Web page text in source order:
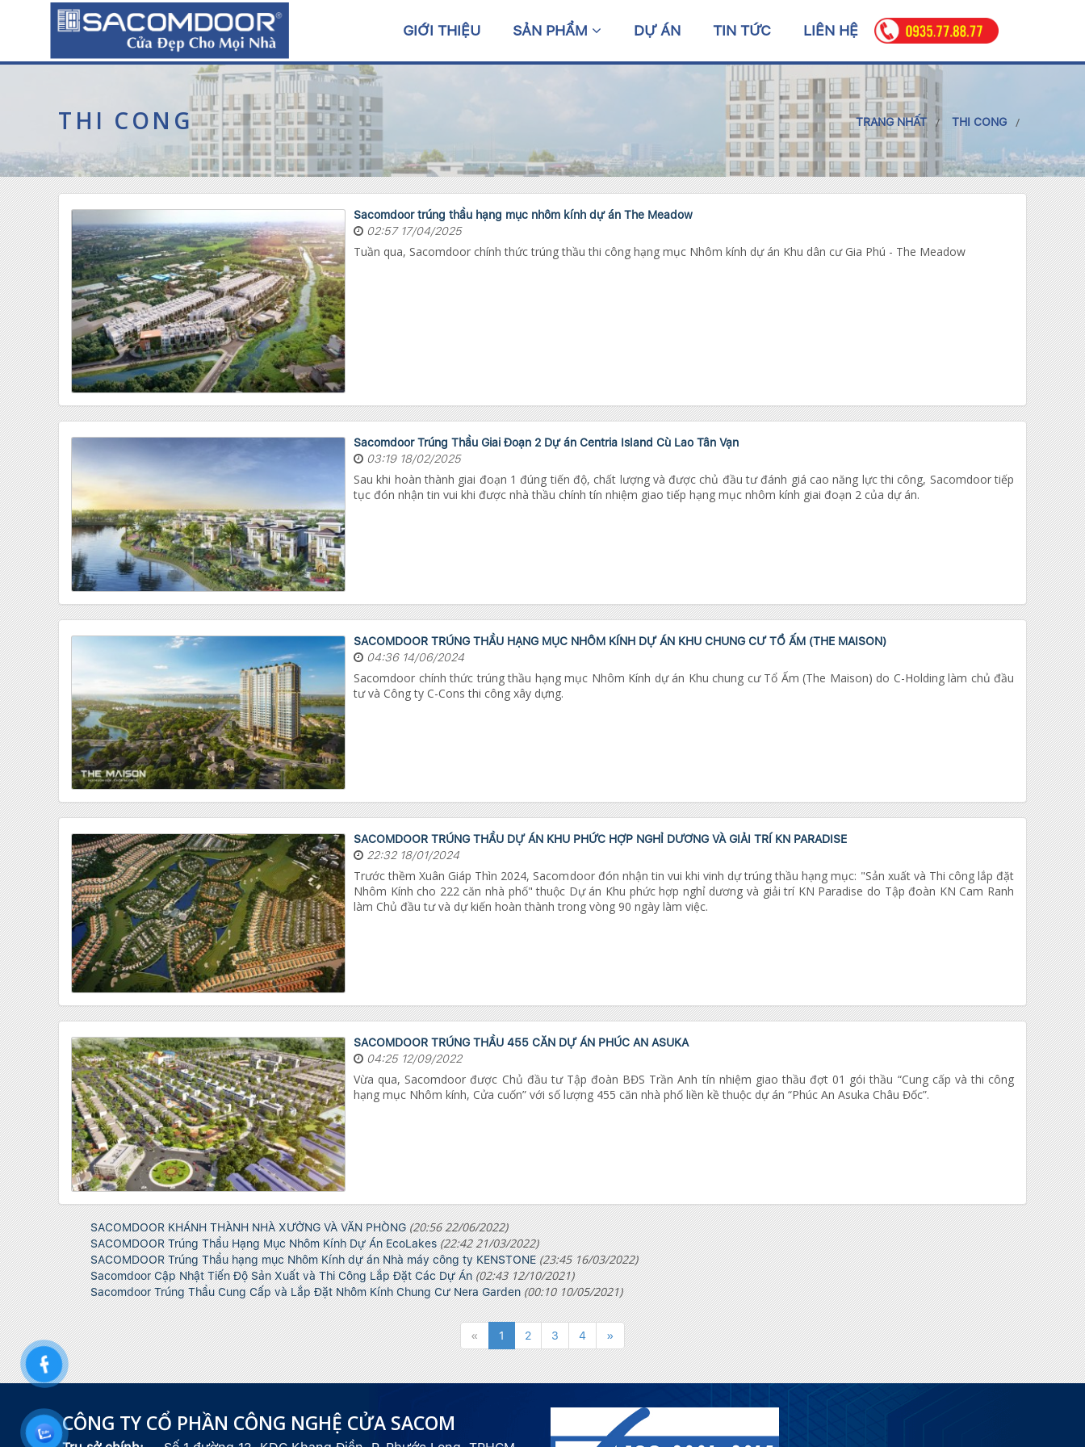
GIỚI THIỆU SẢN PHẨM DỰ ÁN TIN TỨC LIÊN HỆ
THI CONG TRANG NHẤT THI CONG
Sacomdoor trúng thầu hạng mục nhôm kính dự án The Meadow
02:57 17/04/2025
Tuần qua, Sacomdoor chính thức trúng thầu thi công hạng mục Nhôm kính dự án Khu dân cư Gia Phú - The Meadow
Sacomdoor Trúng Thầu Giai Đoạn 2 Dự án Centria Island Cù Lao Tân Vạn
03:19 18/02/2025
Sau khi hoàn thành giai đoạn 1 đúng tiến độ, chất lượng và được chủ đầu tư đánh giá cao năng lực thi công, Sacomdoor tiếp
tục đón nhận tin vui khi được nhà thầu chính tín nhiệm giao tiếp hạng mục nhôm kính giai đoạn 2 của dự án.
SACOMDOOR TRÚNG THẦU HẠNG MỤC NHÔM KÍNH DỰ ÁN KHU CHUNG CƯ TỔ ẤM (THE MAISON)
04:36 14/06/2024
Sacomdoor chính thức trúng thầu hạng mục Nhôm Kính dự án Khu chung cư Tổ Ấm (The Maison) do C-Holding làm chủ đầu
tư và Công ty C-Cons thi công xây dựng.
SACOMDOOR TRÚNG THẦU DỰ ÁN KHU PHỨC HỢP NGHỈ DƯƠNG VÀ GIẢI TRÍ KN PARADISE
22:32 18/01/2024
Trước thềm Xuân Giáp Thìn 2024, Sacomdoor đón nhận tin vui khi vinh dự trúng thầu hạng mục: "Sản xuất và Thi công lắp đặt
Nhôm Kính cho 222 căn nhà phố" thuộc Dự án Khu phức hợp nghỉ dương và giải trí KN Paradise do Tập đoàn KN Cam Ranh
làm Chủ đầu tư và dự kiến hoàn thành trong vòng 90 ngày làm việc.
SACOMDOOR TRÚNG THẦU 455 CĂN DỰ ÁN PHÚC AN ASUKA
04:25 12/09/2022
Vừa qua, Sacomdoor được Chủ đầu tư Tập đoàn BĐS Trần Anh tín nhiệm giao thầu đợt 01 gói thầu “Cung cấp và thi công
hạng mục Nhôm kính, Cửa cuốn” với số lượng 455 căn nhà phố liền kề thuộc dự án “Phúc An Asuka Châu Đốc”.
SACOMDOOR KHÁNH THÀNH NHÀ XƯỞNG VÀ VĂN PHÒNG (20:56 22/06/2022)
SACOMDOOR Trúng Thầu Hạng Mục Nhôm Kính Dự Án EcoLakes (22:42 21/03/2022)
SACOMDOOR Trúng Thầu hạng mục Nhôm Kính dự án Nhà máy công ty KENSTONE (23:45 16/03/2022)
Sacomdoor Cập Nhật Tiến Độ Sản Xuất và Thi Công Lắp Đặt Các Dự Án (02:43 12/10/2021)
Sacomdoor Trúng Thầu Cung Cấp và Lắp Đặt Nhôm Kính Chung Cư Nera Garden (00:10 10/05/2021)
« 1 2 3 4 »
CÔNG TY CỔ PHẦN CÔNG NGHỆ CỬA SACOM